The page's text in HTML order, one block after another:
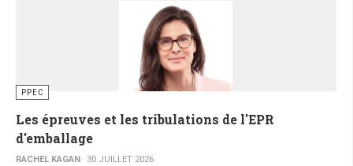
PPEC
Les épreuves et les tribulations de l'EPR
d'emballage
RACHEL KAGAN 30 JUILLET 2026